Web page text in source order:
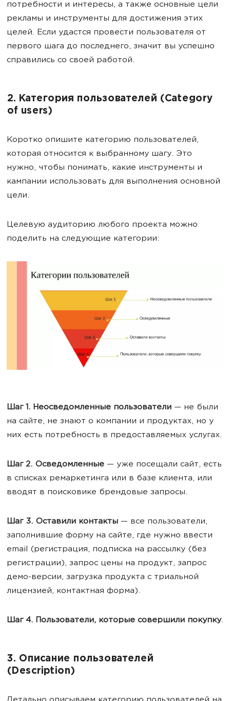
потребности и интересы, а также основные цели
рекламы и инструменты для достижения этих
целей. Если удастся провести пользователя от
первого шага до последнего, значит вы успешно
справились со своей работой.
2. Категория пользователей (Category
of users)
Коротко опишите категорию пользователей,
которая относится к выбранному шагу. Это
нужно, чтобы понимать, какие инструменты и
кампании использовать для выполнения основной
цели.
Целевую аудиторию любого проекта можно
поделить на следующие категории:
Шаг 1. Неосведомленные пользователи — не были
на сайте, не знают о компании и продуктах, но у
них есть потребность в предоставляемых услугах.
Шаг 2. Осведомленные — уже посещали сайт, есть
в списках ремаркетинга или в базе клиента, или
вводят в поисковике брендовые запросы.
Шаг 3. Оставили контакты — все пользователи,
заполнившие форму на сайте, где нужно ввести
email (регистрация, подписка на рассылку (без
регистрации), запрос цены на продукт, запрос
демо-версии, загрузка продукта с триальной
лицензией, контактная форма).
Шаг 4. Пользователи, которые совершили покупку.
3. Описание пользователей
(Description)